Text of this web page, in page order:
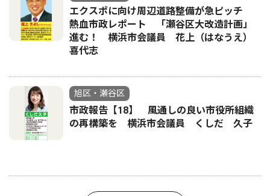
エクスポに向け周辺道路整備が急ピッチ
熱血市政レポート 「瀬谷区大改造計画」
進む！ 横浜市会議員 花上（はなうえ）
喜代志
旭区・瀬谷区
市政報告【18】 風通しの良い市役所組織
の再構築を 横浜市会議員 くしだ 久子